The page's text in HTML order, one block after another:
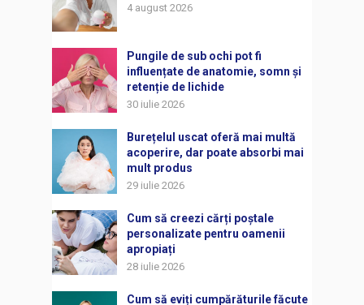
4 august 2026
Pungile de sub ochi pot fi
influențate de anatomie, somn și
retenție de lichide
30 iulie 2026
Burețelul uscat oferă mai multă
acoperire, dar poate absorbi mai
mult produs
29 iulie 2026
Cum să creezi cărți poștale
personalizate pentru oamenii
apropiați
28 iulie 2026
Cum să eviți cumpărăturile făcute